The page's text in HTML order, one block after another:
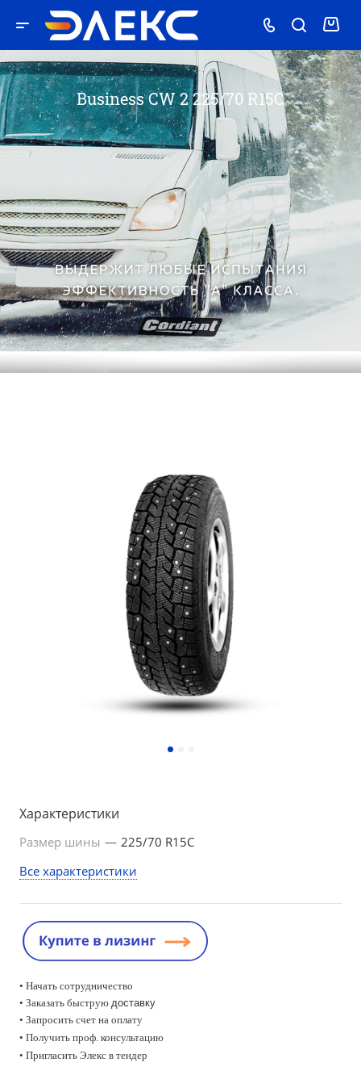
Business CW 2 225/70 R15C
Характеристики
Размер шины — 225/70 R15C
Все характеристики
• Начать сотрудничество
• Заказать быструю доставку
• Запросить счет на оплату
• Получить проф. консультацию
• Пригласить Элекс в тендер